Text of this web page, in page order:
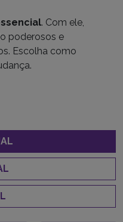
. Com ele,
poderosos e
Escolha como